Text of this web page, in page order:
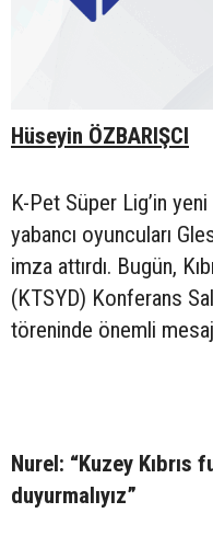
Hüseyin ÖZBARIŞCI
K-Pet Süper Lig’in
yabancı oyuncuları
imza attırdı. Bugün,
(KTSYD) Konferans
töreninde önemli
Nurel: “Kuzey
duyurmalıyız”